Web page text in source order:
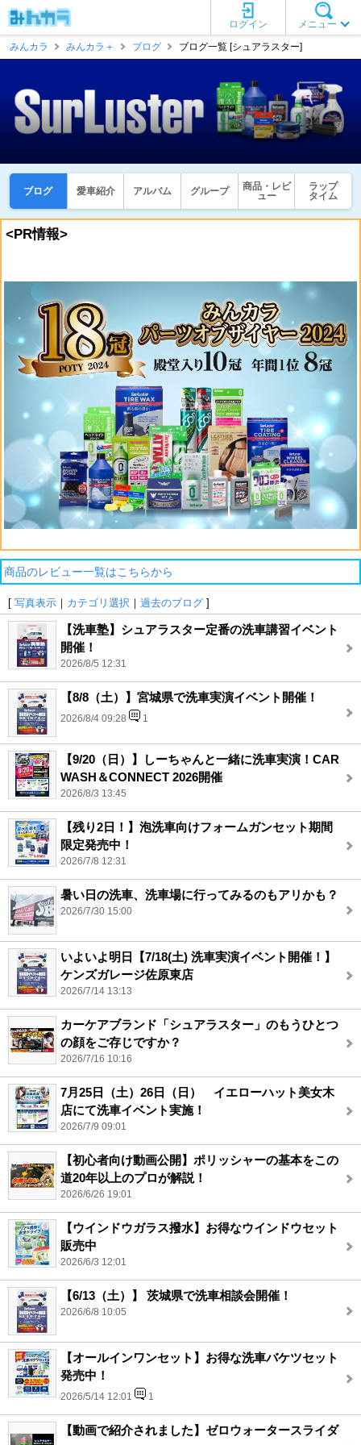
メニュー
ログイン
みんカラ
みんカラ＋ ブログ ブログ一覧 [シュアラスター]
ブログ 愛車紹介 アルバム グループ
商品・レビ
ュー
ラップ
タイム
<PR情報>
商品のレビュー一覧はこちらから
[ 写真表示 ｜ カテゴリ選択 ｜ 過去のブログ ]
【洗車塾】シュアラスター定番の洗車講習イベント
開催！
2026/8/5 12:31
【8/8（土）】宮城県で洗車実演イベント開催！
2026/8/4 09:28 1
【9/20（日）】しーちゃんと一緒に洗車実演！CAR
WASH＆CONNECT 2026開催
2026/8/3 13:45
【残り2日！】泡洗車向けフォームガンセット期間
限定発売中！
2026/7/8 12:31
暑い日の洗車、洗車場に行ってみるのもアリかも？
2026/7/30 15:00
いよいよ明日【7/18(土) 洗車実演イベント開催！】
ケンズガレージ佐原東店
2026/7/14 13:13
カーケアブランド「シュアラスター」のもうひとつ
の顔をご存じですか？
2026/7/16 10:16
7月25日（土）26日（日） イエローハット美女木
店にて洗車イベント実施！
2026/7/9 09:01
【初心者向け動画公開】ポリッシャーの基本をこの
道20年以上のプロが解説！
2026/6/26 19:01
【ウインドウガラス撥水】お得なウインドウセット
販売中
2026/6/3 12:01
【6/13（土）】 茨城県で洗車相談会開催！
2026/6/8 10:05
【オールインワンセット】お得な洗車バケツセット
発売中！
2026/5/14 12:01 1
【動画で紹介されました】ゼロウォータースライダ